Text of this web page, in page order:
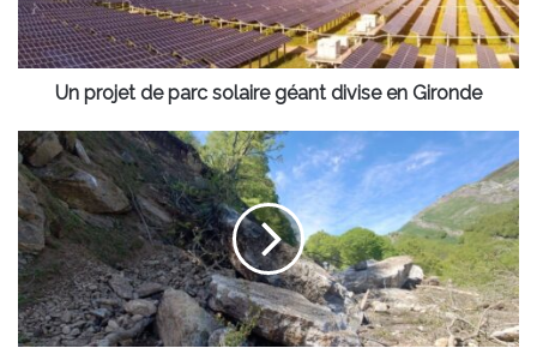
divise
en
Gironde
Un projet de parc solaire géant divise en Gironde
Pourquoi
y
a
t'il
tant
d'éboulements
en
Gironde
?